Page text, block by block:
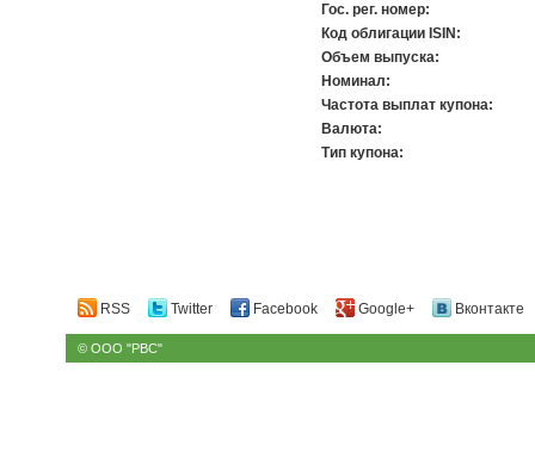
Гос. рег. номер:
Код облигации ISIN:
Объем выпуска:
Номинал:
Частота выплат купона:
Валюта:
Тип купона:
RSS Twitter Facebook Google+ Вконтакте
© ООО "РВС"